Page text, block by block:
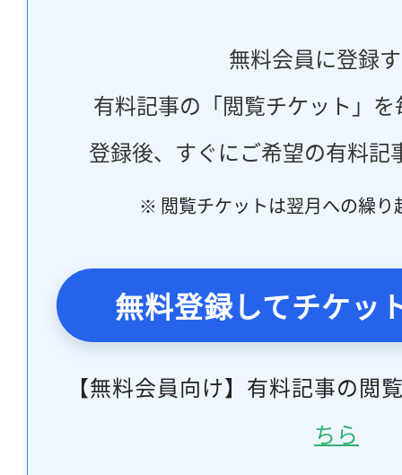
無料会員に登録
有料記事の「閲覧チケット」
登録後、すぐにご希望の有料記
※ 閲覧チケットは翌月への繰り
無料登録してチケッ
【無料会員向け】有料記事の閲
ちら